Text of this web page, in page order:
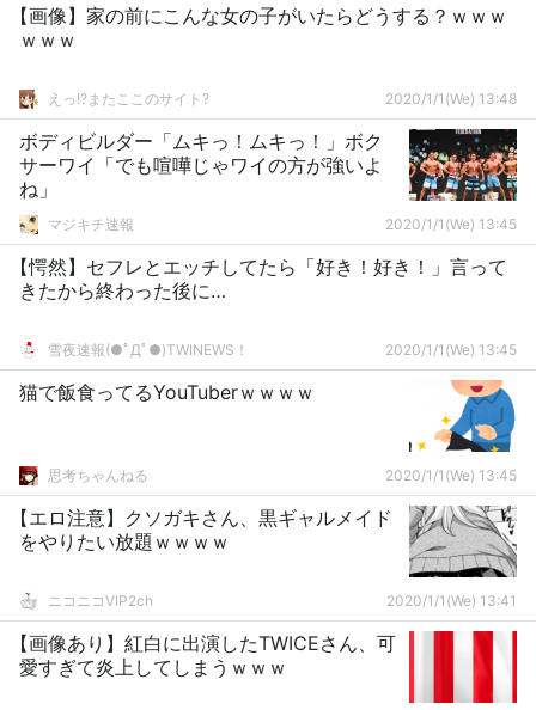
【画像】家の前にこんな女の子がいたらどうする？ｗｗｗ
ｗｗｗ
えっ!?またここのサイト? 2020/1/1(We) 13:48
ボディビルダー「ムキっ！ムキっ！」ボク
サーワイ「でも喧嘩じゃワイの方が強いよ
ね」
マジキチ速報 2020/1/1(We) 13:45
【愕然】セフレとエッチしてたら「好き！好き！」言って
きたから終わった後に…
雪夜速報(●ﾟДﾟ●)TWINEWS！ 2020/1/1(We) 13:45
猫で飯食ってるYouTuberｗｗｗｗ
思考ちゃんねる 2020/1/1(We) 13:45
【エロ注意】クソガキさん、黒ギャルメイド
をやりたい放題ｗｗｗｗ
ニコニコVIP2ch 2020/1/1(We) 13:41
【画像あり】紅白に出演したTWICEさん、可
愛すぎて炎上してしまうｗｗｗ